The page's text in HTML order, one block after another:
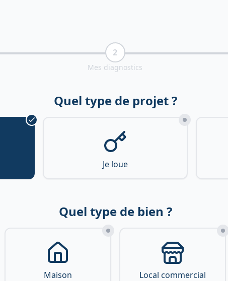
2
Mes diagnostics
Quel type de projet ?
Je loue
Quel type de bien ?
Maison Local commercial